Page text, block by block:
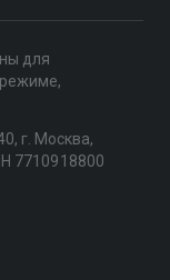
для
г. Москва,
7710918800